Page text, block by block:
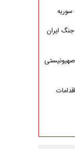
ایران
صهیونیستی